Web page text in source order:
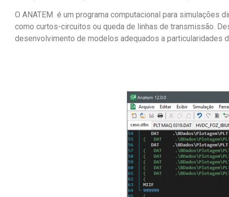
O ANATEM é um programa computacional para simulações
como curtos-circuitos ou queda de linhas de transmissão.
desenvolvimento de modelos adequados a particularidades